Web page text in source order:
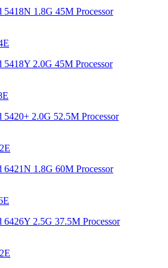
1.8G 45M Processor
2.0G 45M Processor
2.0G 52.5M Processor
1.8G 60M Processor
2.5G 37.5M Processor